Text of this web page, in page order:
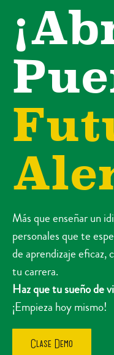
Más que enseñar un
personales que te
de aprendizaje eficaz,
tu carrera.
Haz que tu sueño de
¡Empieza hoy mismo!
Clase Demo